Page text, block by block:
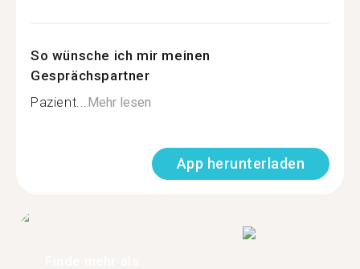
So wünsche ich mir meinen
Gesprächspartner
Pazient...Mehr lesen
App herunterladen